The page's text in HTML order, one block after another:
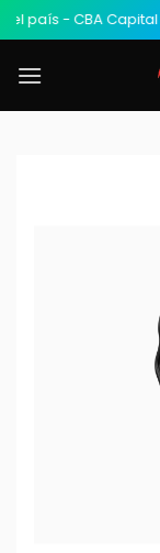
- CBA Capital